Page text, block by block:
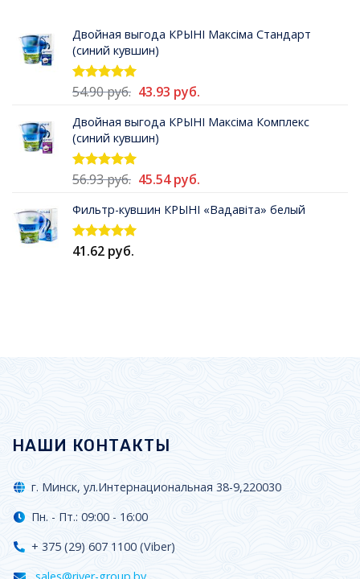
Двойная выгода КРЫНI Максiма Стандарт
(синий кувшин)
Оценка
из 5
54.90руб. Первоначальная
составляла
54.90 руб..
43.93 руб.Текущая
43.93 руб..
Двойная выгода КРЫНI Максiма Комплекс
(синий кувшин)
Оценка
из 5
56.93руб. Первоначальная
составляла
45.54руб.Текущая
45.54 руб..
Фильтр-кувшин КРЫНI «Вадавiта» белый
Оценка
из 5
41.62 руб.
НАШИ КОНТАКТЫ
г. Минск, ул.Интернациональная 38-9,220030
Пн. - Пт.: 09:00 - 16:00
+ 375 (29) 607 1100 (Viber)